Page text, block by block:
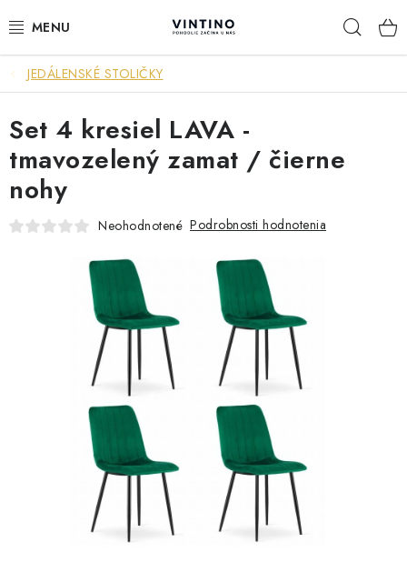
na
NÁBYTOK
VÝPREDAJ
ZÁVESNÉ HOJDACIE KRESLÁ
JEDÁLENSKÉ ZOSTAVY
JEDÁLENSKÉ STOLY
JEDÁLENSKÉ STOLIČKY
ZÁHRADNÝ NÁBYTOK
JEDÁLENSKÉ STOLIČKY
Set 4 kresiel LAVA -
tmavozelený zamat / čierne
nohy
Neohodnotené Podrobnosti hodnotenia